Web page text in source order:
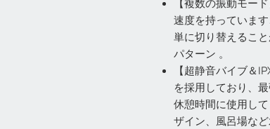
【複数の振動モー
速度を持っていま
単に切り替えるこ
パターン 。
【超静音バイブ＆
を採用しており、
休憩時間に使用し
ザイン、風呂場な